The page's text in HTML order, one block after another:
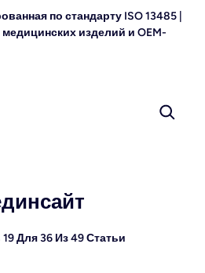
по стандарту ISO 13485 |
изделий и OEM-
Для 36 Из 49 Статьи